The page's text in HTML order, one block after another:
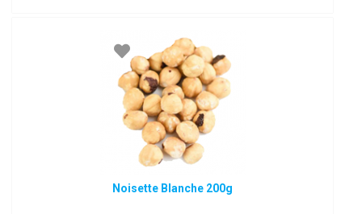
Noisette Blanche 200g